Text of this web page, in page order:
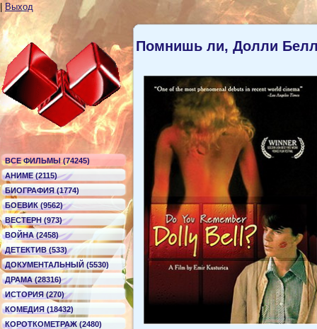
Выход
ВСЕ ФИЛЬМЫ (74245)
АНИМЕ (2115)
БИОГРАФИЯ (1774)
БОЕВИК (9562)
ВЕСТЕРН (973)
ВОЙНА (2458)
ДЕТЕКТИВ (533)
ДОКУМЕНТАЛЬНЫЙ (5530)
ДРАМА (28316)
ИСТОРИЯ (270)
КОМЕДИЯ (18432)
КОРОТКОМЕТРАЖ (2480)
Помнишь ли, Долли